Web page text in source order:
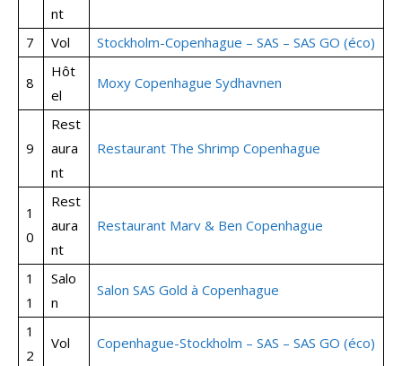
nt
7 Vol Stockholm-Copenhague – SAS – SAS GO (éco)
8
Hôt
el
Moxy Copenhague Sydhavnen
9
Rest
aura
nt
Restaurant The Shrimp Copenhague
1
0
Rest
aura
nt
Restaurant Marv & Ben Copenhague
1
1
Salo
n
Salon SAS Gold à Copenhague
1
2
Vol Copenhague-Stockholm – SAS – SAS GO (éco)